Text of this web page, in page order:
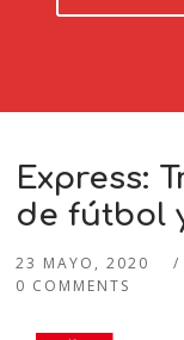
Express:
de fútbol
23 MAYO, 2020
0 COMMENTS